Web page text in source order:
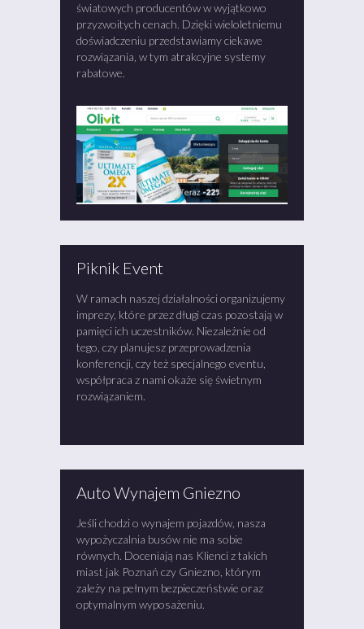
światowych producentów w wyjątkowo
przyzwoitych cenach. Dzięki wieloletniemu
doświadczeniu przedstawiamy ciekawe
rozwiązania, w tym atrakcyjne systemy
rabatowe.
Piknik Event
W ramach naszej działalności organizujemy
imprezy, które przez długi czas pozostają w
pamięci ich uczestników. Niezależnie od
tego, czy planujesz przeprowadzenia
konferencji, czy też specjalnego eventu,
współpraca z nami okaże się świetnym
rozwiązaniem.
Auto Wynajem Gniezno
Jeśli chodzi o wynajem pojazdów, nasza
wypożyczalnia busów nie ma sobie
równych. Doceniają nas Klienci z takich
miast jak Poznań czy Gniezno, którym
zależy na pełnym bezpieczeństwie oraz
optymalnym wyposażeniu.